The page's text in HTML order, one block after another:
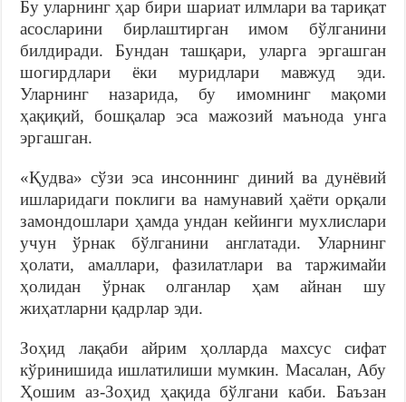
Бу уларнинг ҳар бири шариат илмлари ва тариқат
асосларини бирлаштирган имом бўлганини
билдиради. Бундан ташқари, уларга эргашган
шогирдлари ёки муридлари мавжуд эди.
Уларнинг назарида, бу имомнинг мақоми
ҳақиқий, бошқалар эса мажозий маънода унга
эргашган.
«Қудва» сўзи эса инсоннинг диний ва дунёвий
ишларидаги поклиги ва намунавий ҳаёти орқали
замондошлари ҳамда ундан кейинги мухлислари
учун ўрнак бўлганини англатади. Уларнинг
ҳолати, амаллари, фазилатлари ва таржимайи
ҳолидан ўрнак олганлар ҳам айнан шу
жиҳатларни қадрлар эди.
Зоҳид лақаби айрим ҳолларда махсус сифат
кўринишида ишлатилиши мумкин. Масалан, Абу
Ҳошим аз-Зоҳид ҳақида бўлгани каби. Баъзан